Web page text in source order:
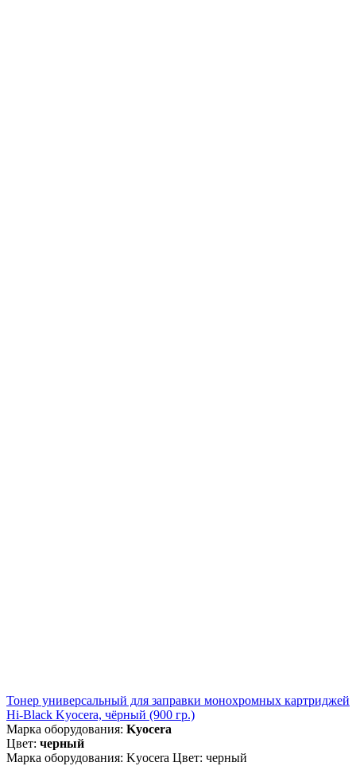
Тонер универсальный для заправки монохромных картриджей
Hi-Black Kyocera, чёрный (900 гр.)
Марка оборудования: Kyocera
Цвет: черный
Марка оборудования: Kyocera Цвет: черный